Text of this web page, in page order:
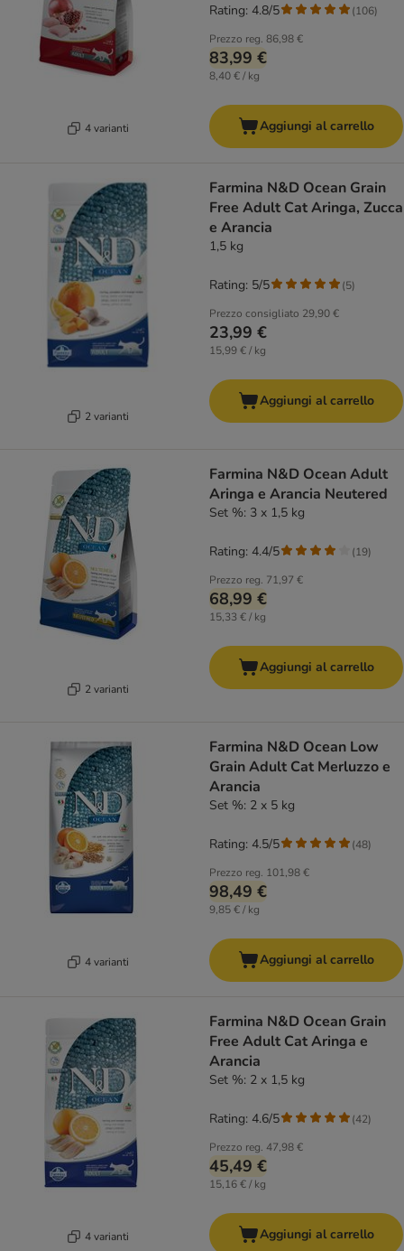
4 varianti
Prezzo reg. 86,98 €
83,99 €
8,40 € / kg
Rating: 4.8/5 (106)
Aggiungi al carrello
2 varianti
Farmina N&D Ocean Grain
Free Adult Cat Aringa, Zucca
e Arancia
1,5 kg
Prezzo consigliato 29,90 €
23,99 €
15,99 € / kg
Rating: 5/5 (5)
Aggiungi al carrello
2 varianti
Farmina N&D Ocean Adult
Aringa e Arancia Neutered
Set %: 3 x 1,5 kg
Prezzo reg. 71,97 €
68,99 €
15,33 € / kg
Rating: 4.4/5 (19)
Aggiungi al carrello
4 varianti
Farmina N&D Ocean Low
Grain Adult Cat Merluzzo e
Arancia
Set %: 2 x 5 kg
Prezzo reg. 101,98 €
98,49 €
9,85 € / kg
Rating: 4.5/5 (48)
Aggiungi al carrello
4 varianti
Farmina N&D Ocean Grain
Free Adult Cat Aringa e
Arancia
Set %: 2 x 1,5 kg
Prezzo reg. 47,98 €
45,49 €
15,16 € / kg
Rating: 4.6/5 (42)
Aggiungi al carrello